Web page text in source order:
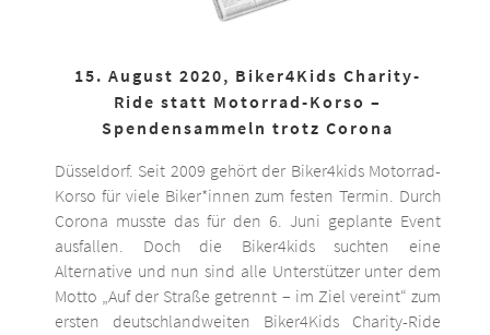
15. August 2020, Biker4Kids Charity-
Ride statt Motorrad-Korso –
Spendensammeln trotz Corona
Düsseldorf. Seit 2009 gehört der Biker4kids Motorrad-
Korso für viele Biker*innen zum festen Termin. Durch
Corona musste das für den 6. Juni geplante Event
ausfallen. Doch die Biker4kids suchten eine
Alternative und nun sind alle Unterstützer unter dem
Motto „Auf der Straße getrennt – im Ziel vereint“ zum
ersten deutschlandweiten Biker4Kids Charity-Ride